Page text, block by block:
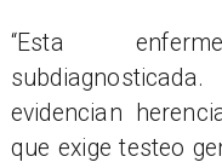
“Esta
evidencian
que exige testeo